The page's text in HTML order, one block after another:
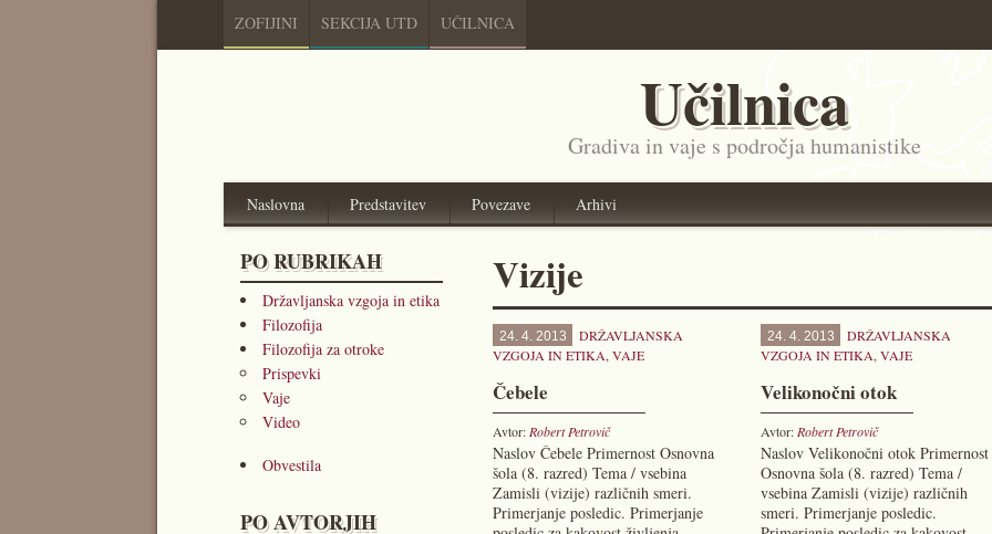
ZOFIJINI SEKCIJA UTD UČILNICA
Učilnica
Gradiva in vaje s področja humanistike
Naslovna Predstavitev Povezave Arhivi
PO RUBRIKAH
Državljanska vzgoja in etika
Filozofija
Filozofija za otroke
Prispevki
Vaje
Video
Obvestila
PO AVTORJIH
Vizije
24. 4. 2013
DRŽAVLJANSKA
VZGOJA IN ETIKA, VAJE
Čebele
Avtor: Robert Petrovič
Naslov Čebele Primernost Osnovna
šola (8. razred) Tema / vsebina
Zamisli (vizije) različnih smeri.
Primerjanje posledic. Primerjanje
24. 4. 2013
DRŽAVLJANSKA
VZGOJA IN ETIKA, VAJE
Velikonočni otok
Avtor: Robert Petrovič
Naslov Velikonočni otok Primernost
Osnovna šola (8. razred) Tema /
vsebina Zamisli (vizije) različnih
smeri. Primerjanje posledic.